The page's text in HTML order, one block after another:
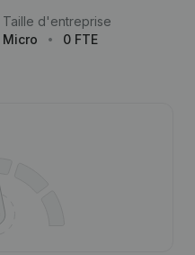
Taille d'entreprise
Micro
0 FTE